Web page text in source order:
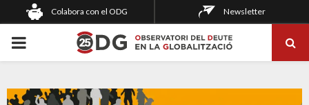
Colabora con el ODG Newsletter
PRIMARY